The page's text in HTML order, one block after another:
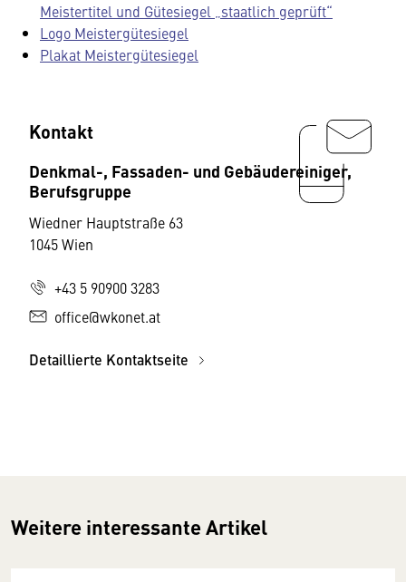
Meistertitel und Gütesiegel „staatlich geprüft“
Logo Meistergütesiegel
Plakat Meistergütesiegel
Kontakt
Denkmal-, Fassaden- und Gebäudereiniger,
Berufsgruppe
Wiedner Hauptstraße 63
1045 Wien
+43 5 90900 3283
office@wkonet.at
Detaillierte Kontaktseite
Weitere interessante Artikel